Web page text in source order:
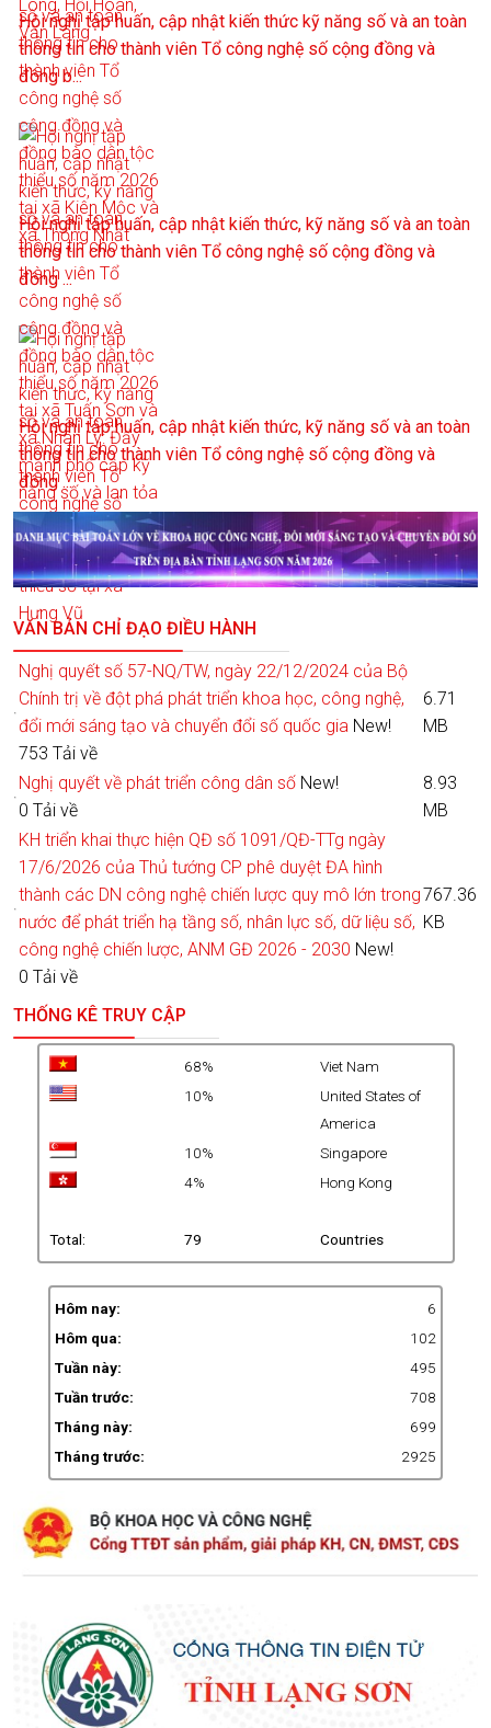
Hội nghị tập huấn, cập nhật kiến thức kỹ năng số và an toàn
thông tin cho thành viên Tổ công nghệ số cộng đồng và
đồng b...
Hội nghị tập huấn, cập nhật kiến thức, kỹ năng số và an toàn
thông tin cho thành viên Tổ công nghệ số cộng đồng và
đồng ...
Hội nghị tập huấn, cập nhật kiến thức, kỹ năng số và an toàn
thông tin cho thành viên Tổ công nghệ số cộng đồng và
đồng ...
VĂN BẢN CHỈ ĐẠO ĐIỀU HÀNH
Nghị quyết số 57-NQ/TW, ngày 22/12/2024 của Bộ
Chính trị về đột phá phát triển khoa học, công nghệ,
đổi mới sáng tạo và chuyển đổi số quốc gia New!
753 Tải về
6.71
MB
Nghị quyết về phát triển công dân số New!
0 Tải về
8.93
MB
KH triển khai thực hiện QĐ số 1091/QĐ-TTg ngày
17/6/2026 của Thủ tướng CP phê duyệt ĐA hình
thành các DN công nghệ chiến lược quy mô lớn trong
nước để phát triển hạ tầng số, nhân lực số, dữ liệu số,
công nghệ chiến lược, ANM GĐ 2026 - 2030 New!
0 Tải về
767.36
KB
THỐNG KÊ TRUY CẬP
68%
Viet Nam
10%
United States of
America
10%
Singapore
4%
Hong Kong
Total: 79 Countries
Hôm nay:
6
Hôm qua:
102
Tuần này:
495
Tuần trước:
708
Tháng này:
699
Tháng trước:
2925